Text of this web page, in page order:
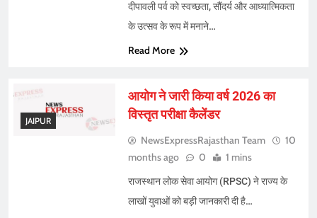
दीपावली पर्व को स्वच्छता, सौंदर्य और आध्यात्मिकता
के उत्सव के रूप में मनाने…
Read More
JAIPUR
आयोग ने जारी किया वर्ष 2026 का
विस्तृत परीक्षा कैलेंडर
NewsExpressRajasthan Team
10
months ago
0 1 mins
राजस्थान लोक सेवा आयोग (RPSC) ने राज्य के
लाखों युवाओं को बड़ी जानकारी दी है…